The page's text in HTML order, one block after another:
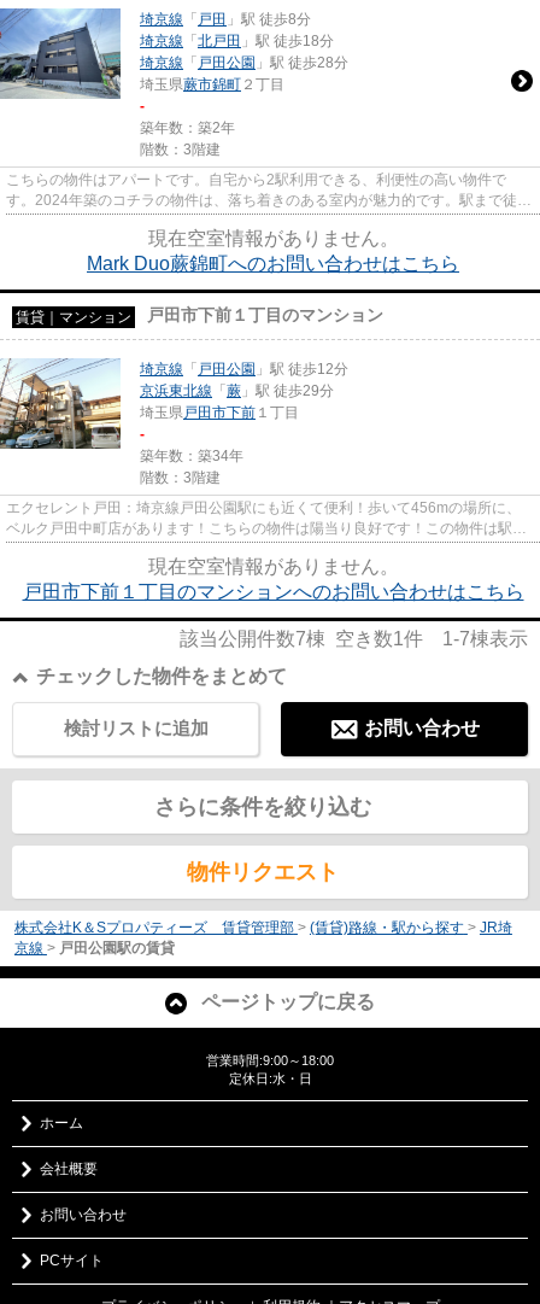
埼京線 「 戸田 」駅 徒歩8分
埼京線 「 北戸田 」駅 徒歩18分
埼京線 「 戸田公園 」駅 徒歩28分
埼玉県蕨市錦町 ２丁目
-
築年数：築2年
階数：3階建
こちらの物件はアパートです。自宅から2駅利用できる、利便性の高い物件で
す。2024年築のコチラの物件は、落ち着きのある室内が魅力的です。駅まで徒歩
現在空室情報がありません。
Mark Duo蕨錦町へのお問い合わせはこちら
賃貸｜マンション 戸田市下前１丁目のマンション
埼京線 「 戸田公園 」駅 徒歩12分
京浜東北線 「 蕨 」駅 徒歩29分
埼玉県戸田市下前 １丁目
-
築年数：築34年
階数：3階建
エクセレント戸田：埼京線戸田公園駅にも近くて便利！歩いて456mの場所に、
ベルク戸田中町店があります！こちらの物件は陽当り良好です！この物件は駅ま
現在空室情報がありません。
戸田市下前１丁目のマンションへのお問い合わせはこちら
該当公開件数7棟 空き数1件 1-7棟表示
チェックした物件をまとめて
お問い合わせ
検討リストに追加
さらに条件を絞り込む
物件リクエスト
株式会社K＆Sプロパティーズ 賃貸管理部 > (賃貸)路線・駅から探す > JR埼
京線 > 戸田公園駅の賃貸
ページトップに戻る
営業時間:9:00～18:00
定休日:水・日
ホーム
会社概要
お問い合わせ
PCサイト